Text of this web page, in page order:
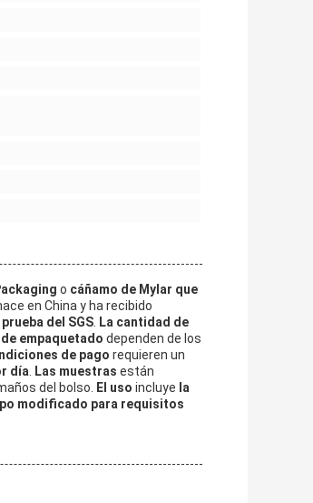
o cáñamo de Mylar que
en China y ha recibido
del SGS. La cantidad de
empaquetado dependen de los
de pago requieren un
día. Las muestras están
del bolso. El uso incluye la
modificado para requisitos